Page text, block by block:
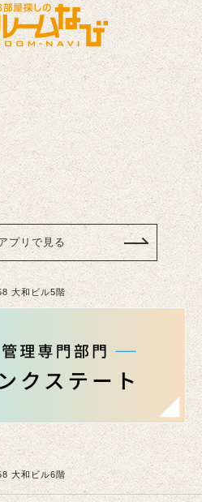
プリで見る
大和ビル5階
大和ビル6階